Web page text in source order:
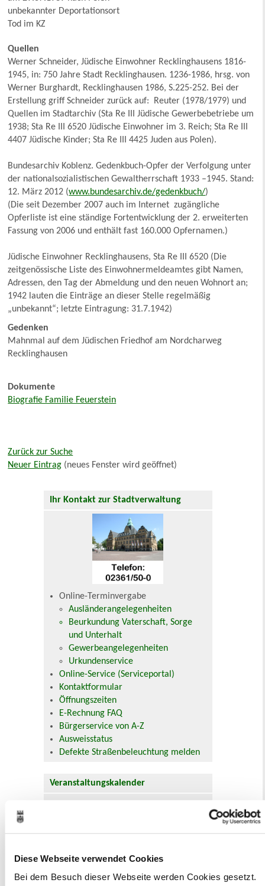
Diese Webseite verwendet Cookies
Bei dem Besuch dieser Webseite werden Cookies gesetzt.
unbekannter Deportationsort
Tod im KZ
Quellen
Werner Schneider, Jüdische Einwohner Recklinghausens 1816-
1945, in: 750 Jahre Stadt Recklinghausen. 1236-1986, hrsg. von
Werner Burghardt, Recklinghausen 1986, S.225-252. Bei der
Erstellung griff Schneider zurück auf: Reuter (1978/1979) und
Quellen im Stadtarchiv (Sta Re III Jüdische Gewerbebetriebe um
1938; Sta Re III 6520 Jüdische Einwohner im 3. Reich; Sta Re III
4407 Jüdische Kinder; Sta Re III 4425 Juden aus Polen).
Bundesarchiv Koblenz. Gedenkbuch-Opfer der Verfolgung unter
der nationalsozialistischen Gewaltherrschaft 1933 –1945. Stand:
12. März 2012 (www.bundesarchiv.de/gedenkbuch/)
(Die seit Dezember 2007 auch im Internet zugängliche
Opferliste ist eine ständige Fortentwicklung der 2. erweiterten
Fassung von 2006 und enthält fast 160.000 Opfernamen.)
Jüdische Einwohner Recklinghausens, Sta Re III 6520 (Die
zeitgenössische Liste des Einwohnermeldeamtes gibt Namen,
Adressen, den Tag der Abmeldung und den neuen Wohnort an;
1942 lauten die Einträge an dieser Stelle regelmäßig
„unbekannt“; letzte Eintragung: 31.7.1942)
Gedenken
Mahnmal auf dem Jüdischen Friedhof am Nordcharweg
Recklinghausen
Dokumente
Biografie Familie Feuerstein
Zurück zur Suche
Neuer Eintrag (neues Fenster wird geöffnet)
Ihr Kontakt zur Stadtverwaltung
Online-Terminvergabe
Ausländerangelegenheiten
Beurkundung Vaterschaft, Sorge
und Unterhalt
Gewerbeangelegenheiten
Urkundenservice
Online-Service (Serviceportal)
Kontaktformular
Öffnungszeiten
E-Rechnung FAQ
Bürgerservice von A-Z
Ausweisstatus
Defekte Straßenbeleuchtung melden
Veranstaltungskalender
10
11 12 13 14 15
24
25 26 27 28 29 30